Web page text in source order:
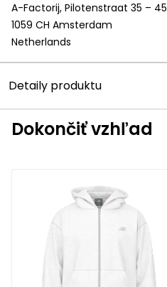
A-Factorij, Pilotenstraat 35 – 45
1059 CH Amsterdam
Netherlands
Detaily produktu
Dokončiť vzhľad